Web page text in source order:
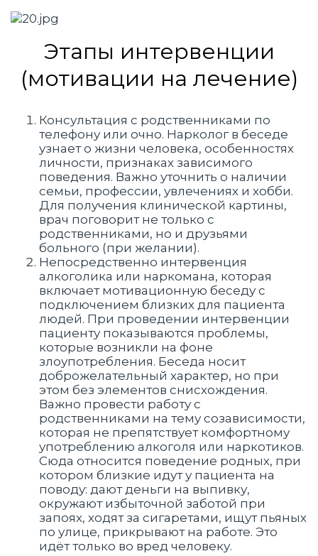
Этапы интервенции
(мотивации на лечение)
Консультация с родственниками по
телефону или очно. Нарколог в беседе
узнает о жизни человека, особенностях
личности, признаках зависимого
поведения. Важно уточнить о наличии
семьи, профессии, увлечениях и хобби.
Для получения клинической картины,
врач поговорит не только с
родственниками, но и друзьями
больного (при желании).
Непосредственно интервенция
алкоголика или наркомана, которая
включает мотивационную беседу с
подключением близких для пациента
людей. При проведении интервенции
пациенту показываются проблемы,
которые возникли на фоне
злоупотребления. Беседа носит
доброжелательный характер, но при
этом без элементов снисхождения.
Важно провести работу с
родственниками на тему созависимости,
которая не препятствует комфортному
употреблению алкоголя или наркотиков.
Сюда относится поведение родных, при
котором близкие идут у пациента на
поводу: дают деньги на выпивку,
окружают избыточной заботой при
запоях, ходят за сигаретами, ищут пьяных
по улице, прикрывают на работе. Это
идёт только во вред человеку.